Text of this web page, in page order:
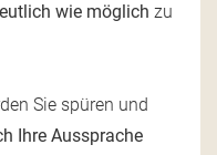
wie möglich zu
Sie spüren und
Ihre Aussprache